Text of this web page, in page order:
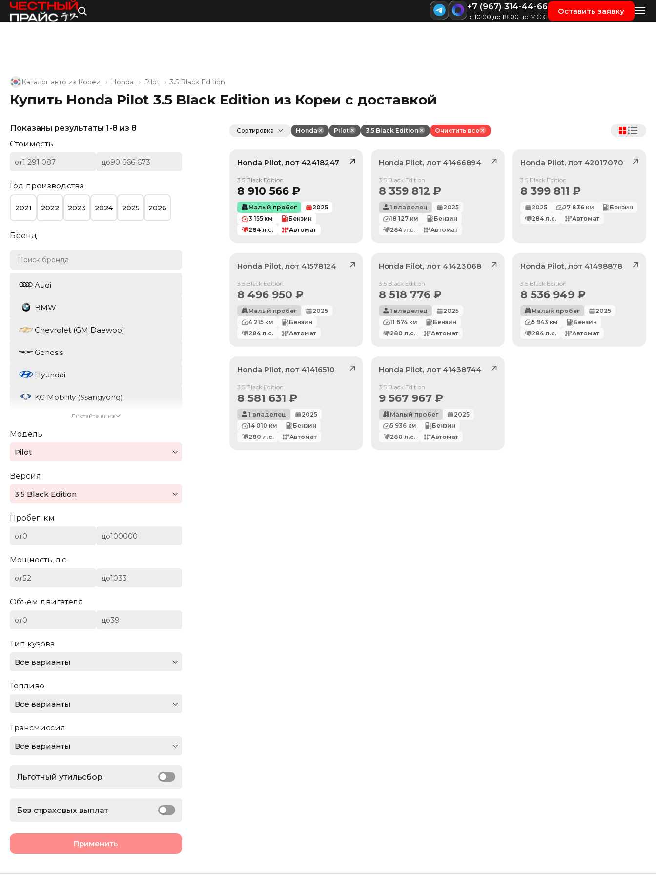
+7 (967) 314-44-66
с 10:00 до 18:00 по МСК
Оставить заявку
Показаны результаты 1-8 из 8
Стоимость
от до
Год производства
2021 2022 2023 2024 2025 2026
Льготный утильсбор
Бренд
Audi
BMW
Chevrolet (GM Daewoo)
Genesis
Hyundai
KG Mobility (Ssangyong)
Chevrolet
Dodge
Ferrari
Ford
Jeep
Листайте вниз
Модель
Pilot
Версия
3.5 Black Edition
Пробег, км
от до
Мощность, л.с.
от до
Объём двигателя
от до
Тип кузова
Все варианты
Топливо
Все варианты
Трансмиссия
Все варианты
Без страховых выплат
Применить
Каталог авто из Кореи Honda Pilot 3.5 Black Edition
Купить Honda Pilot 3.5 Black Edition из Кореи с доставкой
Сортировка Honda Pilot 3.5 Black Edition Очистить все
Honda Pilot, лот 42418247/ 10
3.5 Black Edition
8 910 566 ₽
Малый пробег
2025
3 155 км
Бензин
284 л.с. Автомат
Honda Pilot, лот 41466894
Продан
3.5 Black Edition
8 359 812 ₽
1 владелец
2025
18 127км
Бензин
284л.с. Автомат
Honda Pilot, лот 42017070
Продан
3.5 Black Edition
8 399 811 ₽
2025 27 836км
Бензин
284л.с. Автомат
Honda Pilot, лот 41578124
Продан
3.5 Black Edition
8 496 950 ₽
Малый пробег
2025
4 215 км
Бензин
284 л.с. Автомат
Honda Pilot, лот 41423068
Продан
3.5 Black Edition
8 518 776₽
1 владелец
2025
11 674км
Бензин
280 л.с. Автомат
Honda Pilot, лот 41498878
Продан
3.5 Black Edition
8 536 949₽
Малый пробег
2025
5 943 км
Бензин
284л.с. Автомат
Honda Pilot, лот 41416510
Продан
3.5 Black Edition
8 581 631 ₽
1 владелец
2025
14 010 км
Бензин
280 л.с. Автомат
Honda Pilot, лот 41438744
Продан
3.5 Black Edition
9 567 967₽
Малый пробег
2025
5 936км
Бензин
280 л.с. Автомат